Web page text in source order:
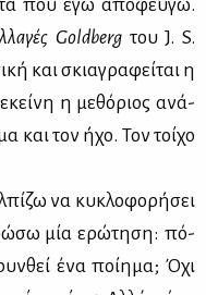
που εγώ απο­φεύ­γω.
Goldberg του J. S.
και σκια­γρα­φεί­ται η
η με­θό­ριος ανά­
και τον ήχο. Τον τοί­χο
να κυ­κλο­φο­ρή­σει
μία ερώ­τη­ση: πό­
ένα ποί­η­μα; Όχι